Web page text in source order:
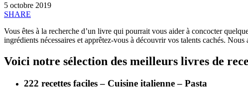
5 octobre 2019
SHARE
Vous êtes à la recherche d’un livre qui pourrait vous aider à concocter
ingrédients nécessaires et apprêtez-vous à découvrir vos talents cachés.
Voici notre sélection des meilleurs livres de
222 recettes faciles – Cuisine italienne – Pasta